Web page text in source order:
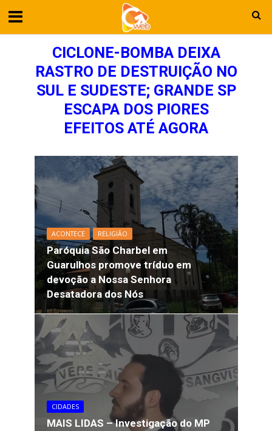
CICLONE-BOMBA DEIXA
RASTRO DE DESTRUIÇÃO NO
SUL E SUDESTE; GRANDE SP
ESCAPA DOS PIORES
EFEITOS ATÉ AGORA
ACONTECE RELIGIÃO
Paróquia São Charbel em
Guarulhos promove tríduo em
devoção a Nossa Senhora
Desatadora dos Nós
CIDADES
MAIS LIDAS – Investigação do MP